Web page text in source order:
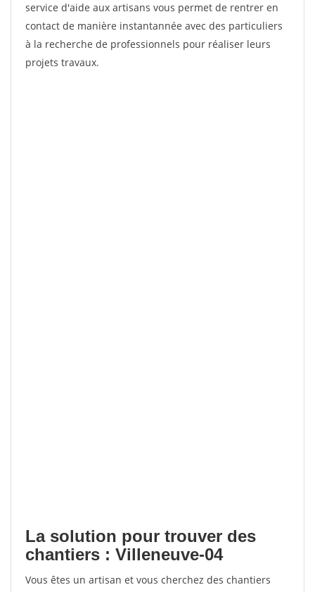
service d'aide aux artisans vous permet de rentrer en
contact de manière instantannée avec des particuliers
à la recherche de professionnels pour réaliser leurs
projets travaux.
La solution pour trouver des
chantiers : Villeneuve-04
Vous êtes un artisan et vous cherchez des chantiers